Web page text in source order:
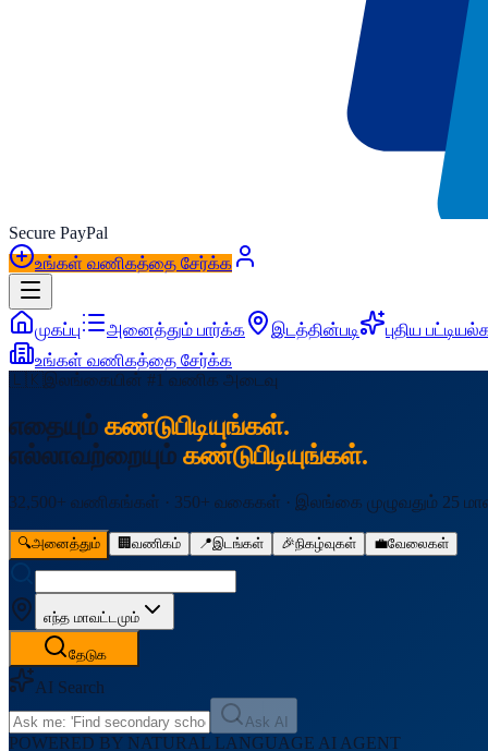
Secure PayPal
உங்கள் வணிகத்தை சேர்க்க
முகப்பு அனைத்தும் பார்க்க இடத்தின்படி
புதிய
உங்கள் வணிகத்தை சேர்க்க
🇱🇰இலங்கையின் #1 வணிக அடைவு
எதையும் கண்டுபிடியுங்கள்.
எல்லாவற்றையும் கண்டுபிடியுங்கள்.
32,500+ வணிகங்கள் · 350+ வகைகள் · இலங்கை முழுவதும் 25
🔍அனைத்தும் 🏢 வணிகம் 📍இடங்கள் 🎉நிகழ்வுகள் 💼வேலைகள்
எந்த மாவட்டமும்
தேடுக
AI Search
Ask AI
POWERED BY NATURAL LANGUAGE AI AGENT